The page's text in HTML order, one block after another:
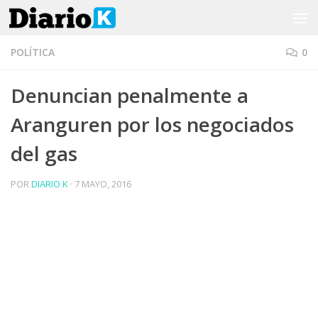
Saltar al contenido
POLÍTICA 0
Denuncian penalmente a
Aranguren por los negociados
del gas
PORDIARIO K · 7 MAYO, 2016